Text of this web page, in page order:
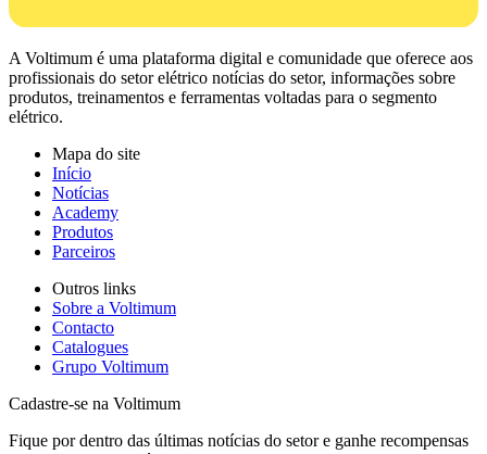
A Voltimum é uma plataforma digital e comunidade que oferece aos
profissionais do setor elétrico notícias do setor, informações sobre
produtos, treinamentos e ferramentas voltadas para o segmento
elétrico.
Mapa do site
Início
Notícias
Academy
Produtos
Parceiros
Outros links
Sobre a Voltimum
Contacto
Catalogues
Grupo Voltimum
Cadastre-se na Voltimum
Fique por dentro das últimas notícias do setor e ganhe recompensas